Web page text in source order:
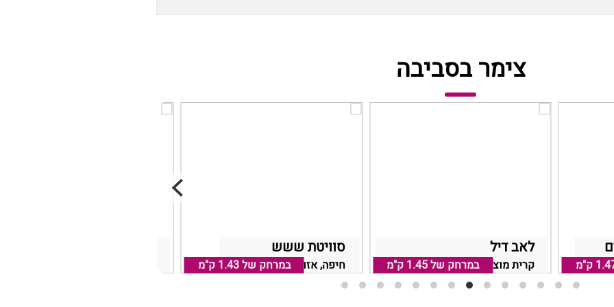
צימר בסביבה
סוויטת ששש
חיפה, אזור חיפה והקריות
במרחק של1.43 ק"מ
לאב דיל
קרית מוצקין, אזור חיפה והקריות
במרחק של1.45 ק"מ ק"מ